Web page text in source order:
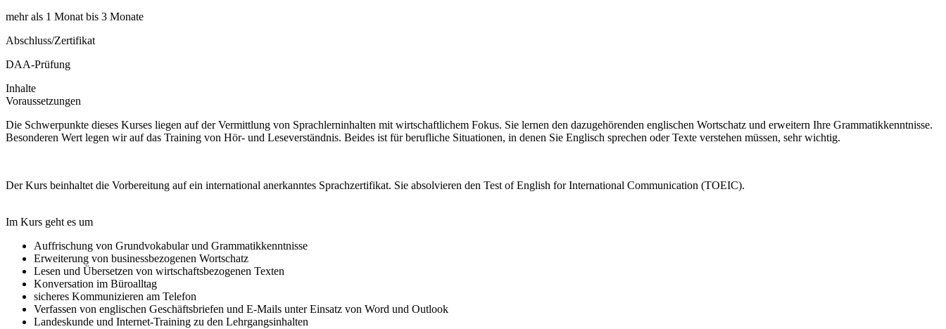
mehr als 1 Monat bis 3 Monate
Abschluss/Zertifikat
DAA-Prüfung
Inhalte
Voraussetzungen
Die Schwerpunkte dieses Kurses liegen auf der Vermittlung von Sprachlerninhalten mit wirtschaftlichem Fokus. Sie lernen den dazugehörenden englischen Wortschatz und erweitern Ihre Grammatikkenntnisse.
Besonderen Wert legen wir auf das Training von Hör- und Leseverständnis. Beides ist für berufliche Situationen, in denen Sie Englisch sprechen oder Texte verstehen müssen, sehr wichtig.
Der Kurs beinhaltet die Vorbereitung auf ein international anerkanntes Sprachzertifikat. Sie absolvieren den Test of English for International Communication (TOEIC).
Im Kurs geht es um
Auffrischung von Grundvokabular und Grammatikkenntnisse
Erweiterung von businessbezogenen Wortschatz
Lesen und Übersetzen von wirtschaftsbezogenen Texten
Konversation im Büroalltag
sicheres Kommunizieren am Telefon
Verfassen von englischen Geschäftsbriefen und E-Mails unter Einsatz von Word und Outlook
Landeskunde und Internet-Training zu den Lehrgangsinhalten